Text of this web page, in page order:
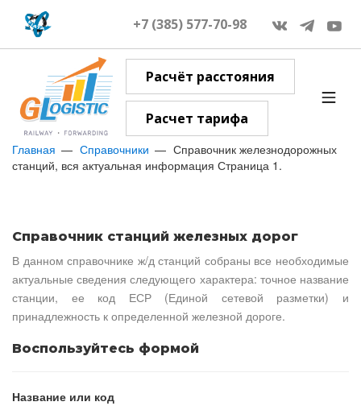
+7 (385) 577-70-98
Расчёт расстояния
Расчет тарифа
Главная Справочники
Справочник железнодорожных
станций, вся актуальная информация Страница 1.
Справочник станций железных дорог
В данном справочнике ж/д станций собраны все необходимые
актуальные сведения следующего характера: точное название
станции, ее код ЕСР (Единой сетевой разметки) и
принадлежность к определенной железной дороге.
Воспользуйтесь формой
Название или код